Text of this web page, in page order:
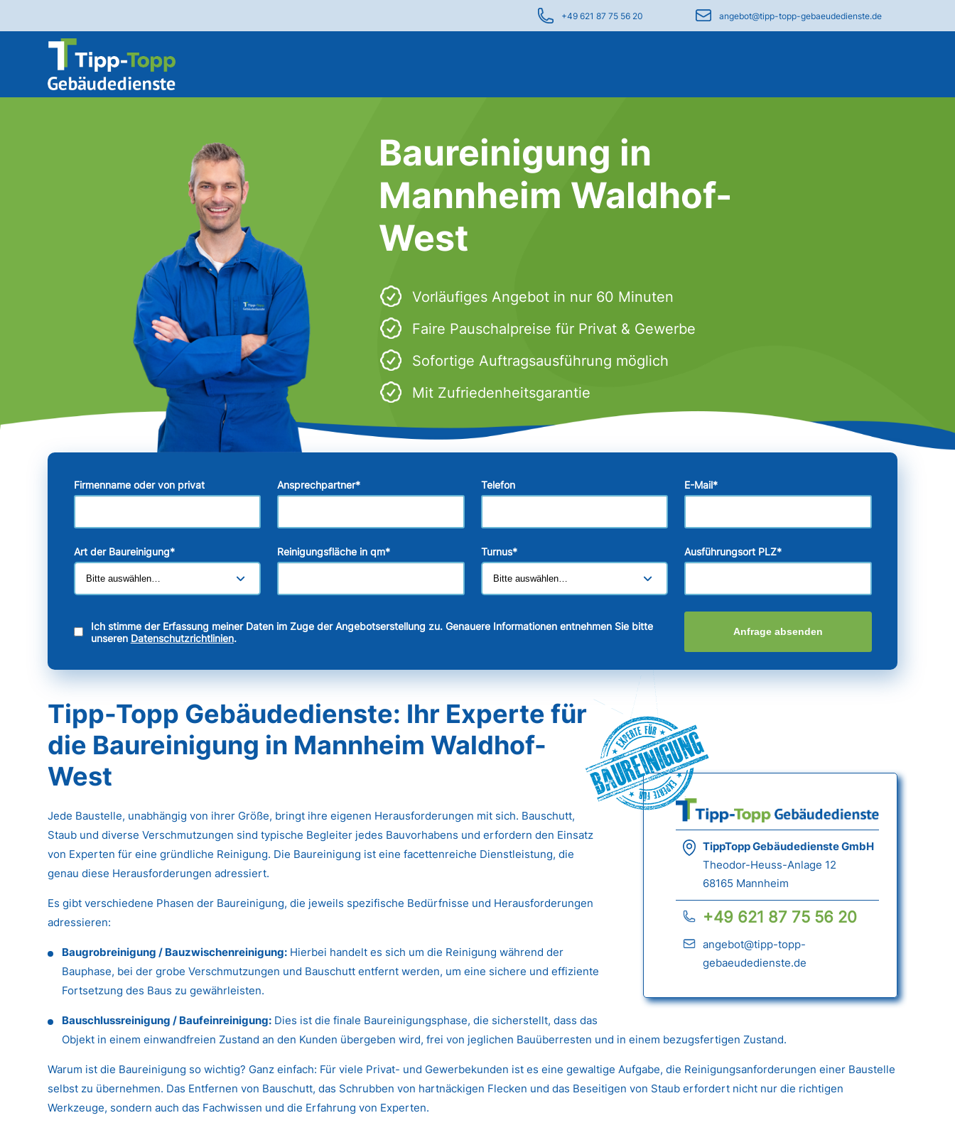
+49 621 87 75 56 20 angebot@tipp-topp-gebaeudedienste.de
Baureinigung in
Mannheim Waldhof-
West
Vorläufiges Angebot in nur 60 Minuten
Faire Pauschalpreise für Privat & Gewerbe
Sofortige Auftragsausführung möglich
Mit Zufriedenheitsgarantie
Firmenname oder von privat Ansprechpartner* Telefon E-Mail*
Art der Baureinigung* Reinigungsfläche in qm* Turnus* Ausführungsort PLZ*
Ich stimme der Erfassung meiner Daten im Zuge der Angebotserstellung zu. Genauere Informationen entnehmen Sie bitte
unseren Datenschutzrichtlinien.
Anfrage absenden
Tipp-Topp Gebäudedienste: Ihr Experte für
die Baureinigung in Mannheim Waldhof-
West
Baureinigung
TippTopp Gebäudedienste GmbH
Theodor-Heuss-Anlage 12
68165 Mannheim
+49 621 87 75 56 20
angebot@tipp-topp-
gebaeudedienste.de
Jede Baustelle, unabhängig von ihrer Größe, bringt ihre eigenen Herausforderungen mit sich. Bauschutt,
Staub und diverse Verschmutzungen sind typische Begleiter jedes Bauvorhabens und erfordern den Einsatz
von Experten für eine gründliche Reinigung. Die Baureinigung ist eine facettenreiche Dienstleistung, die
genau diese Herausforderungen adressiert.
Es gibt verschiedene Phasen der Baureinigung, die jeweils spezifische Bedürfnisse und Herausforderungen
adressieren:
Baugrobreinigung / Bauzwischenreinigung: Hierbei handelt es sich um die Reinigung während der
Bauphase, bei der grobe Verschmutzungen und Bauschutt entfernt werden, um eine sichere und effiziente
Fortsetzung des Baus zu gewährleisten.
Bauschlussreinigung / Baufeinreinigung: Dies ist die finale Baureinigungsphase, die sicherstellt, dass das
Objekt in einem einwandfreien Zustand an den Kunden übergeben wird, frei von jeglichen Bauüberresten und in einem bezugsfertigen Zustand.
Warum ist die Baureinigung so wichtig? Ganz einfach: Für viele Privat- und Gewerbekunden ist es eine gewaltige Aufgabe, die Reinigungsanforderungen einer Baustelle
selbst zu übernehmen. Das Entfernen von Bauschutt, das Schrubben von hartnäckigen Flecken und das Beseitigen von Staub erfordert nicht nur die richtigen
Werkzeuge, sondern auch das Fachwissen und die Erfahrung von Experten.